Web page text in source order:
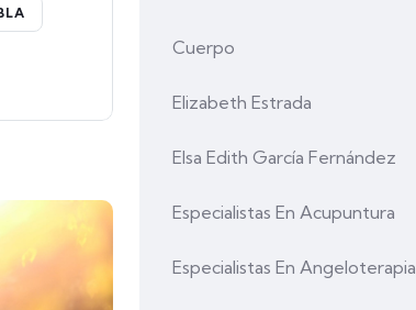
Cuerpo
Elizabeth Estrada
Elsa Edith García Fernández
Especialistas En Acupuntura
Especialistas En Angeloterapia